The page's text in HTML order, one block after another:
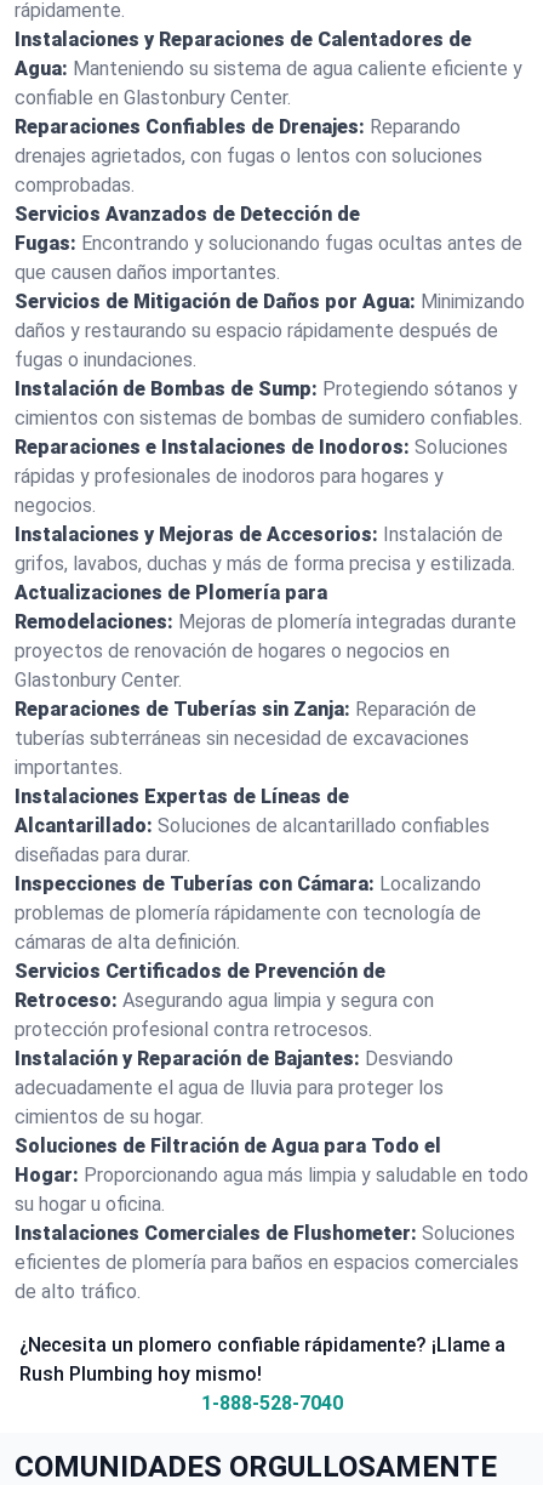
rápidamente.
Instalaciones y Reparaciones de Calentadores de
Agua: Manteniendo su sistema de agua caliente eficiente y
confiable en Glastonbury Center.
Reparaciones Confiables de Drenajes: Reparando
drenajes agrietados, con fugas o lentos con soluciones
comprobadas.
Servicios Avanzados de Detección de
Fugas: Encontrando y solucionando fugas ocultas antes de
que causen daños importantes.
Servicios de Mitigación de Daños por Agua: Minimizando
daños y restaurando su espacio rápidamente después de
fugas o inundaciones.
Instalación de Bombas de Sump: Protegiendo sótanos y
cimientos con sistemas de bombas de sumidero confiables.
Reparaciones e Instalaciones de Inodoros: Soluciones
rápidas y profesionales de inodoros para hogares y
negocios.
Instalaciones y Mejoras de Accesorios: Instalación de
grifos, lavabos, duchas y más de forma precisa y estilizada.
Actualizaciones de Plomería para
Remodelaciones: Mejoras de plomería integradas durante
proyectos de renovación de hogares o negocios en
Glastonbury Center.
Reparaciones de Tuberías sin Zanja: Reparación de
tuberías subterráneas sin necesidad de excavaciones
importantes.
Instalaciones Expertas de Líneas de
Alcantarillado: Soluciones de alcantarillado confiables
diseñadas para durar.
Inspecciones de Tuberías con Cámara: Localizando
problemas de plomería rápidamente con tecnología de
cámaras de alta definición.
Servicios Certificados de Prevención de
Retroceso: Asegurando agua limpia y segura con
protección profesional contra retrocesos.
Instalación y Reparación de Bajantes: Desviando
adecuadamente el agua de lluvia para proteger los
cimientos de su hogar.
Soluciones de Filtración de Agua para Todo el
Hogar: Proporcionando agua más limpia y saludable en todo
su hogar u oficina.
Instalaciones Comerciales de Flushometer: Soluciones
eficientes de plomería para baños en espacios comerciales
de alto tráfico.
¿Necesita un plomero confiable rápidamente? ¡Llame a
Rush Plumbing hoy mismo!
1-888-528-7040
COMUNIDADES ORGULLOSAMENTE